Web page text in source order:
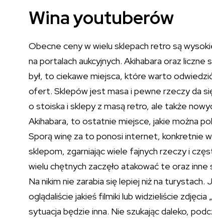
Wina youtuberów
Obecne ceny w wielu sklepach retro są
na portalach aukcyjnych. Akihabara oraz
był, to ciekawe miejsca, które warto
ofert. Sklepów jest masa i pewne rzeczy da
o stoiska i sklepy z masą retro, ale także
Akihabara, to ostatnie miejsce, jakie można
Sporą winę za to ponosi internet, konkretnie
sklepom, zgarniając wiele fajnych rzeczy i
wielu chętnych zaczęło atakować te oraz
Na nikim nie zarabia się lepiej niż na
oglądaliście jakieś filmiki lub widzieliście
sytuacja będzie inna. Nie szukając daleko,